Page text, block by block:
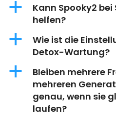
a
Kann Spooky2
helfen?
a
Wie ist die
Detox-Wartung?
a
Bleiben mehrere
mehreren
genau, wenn sie
laufen?